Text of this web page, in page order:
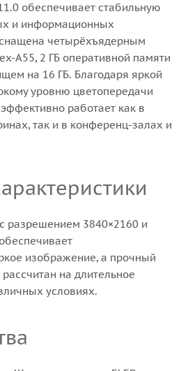
обеспечивает стабильную
и информационных
четырёхъядерным
A55, 2 ГБ оперативной памяти
на 16 ГБ. Благодаря яркой
уровню цветопередачи
работает как в
так и в конференц-залах и
разрешением 3840×2160 и
изображение, а прочный
на длительное
условиях.